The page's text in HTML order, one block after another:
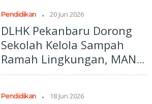
Pendidikan . 20 Jun 2026
DLHK Pekanbaru Dorong
Sekolah Kelola Sampah
Ramah Lingkungan, MAN 2
Jadi Percontohan
Pendidikan . 18 Jun 2026